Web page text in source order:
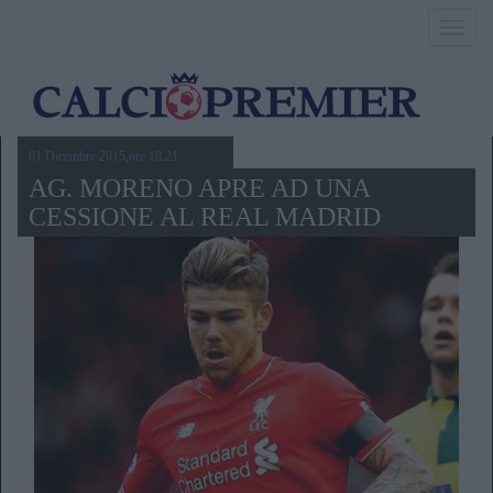
01 Dicembre 2015,ore 18.21
AG. MORENO APRE AD UNA
CESSIONE AL REAL MADRID